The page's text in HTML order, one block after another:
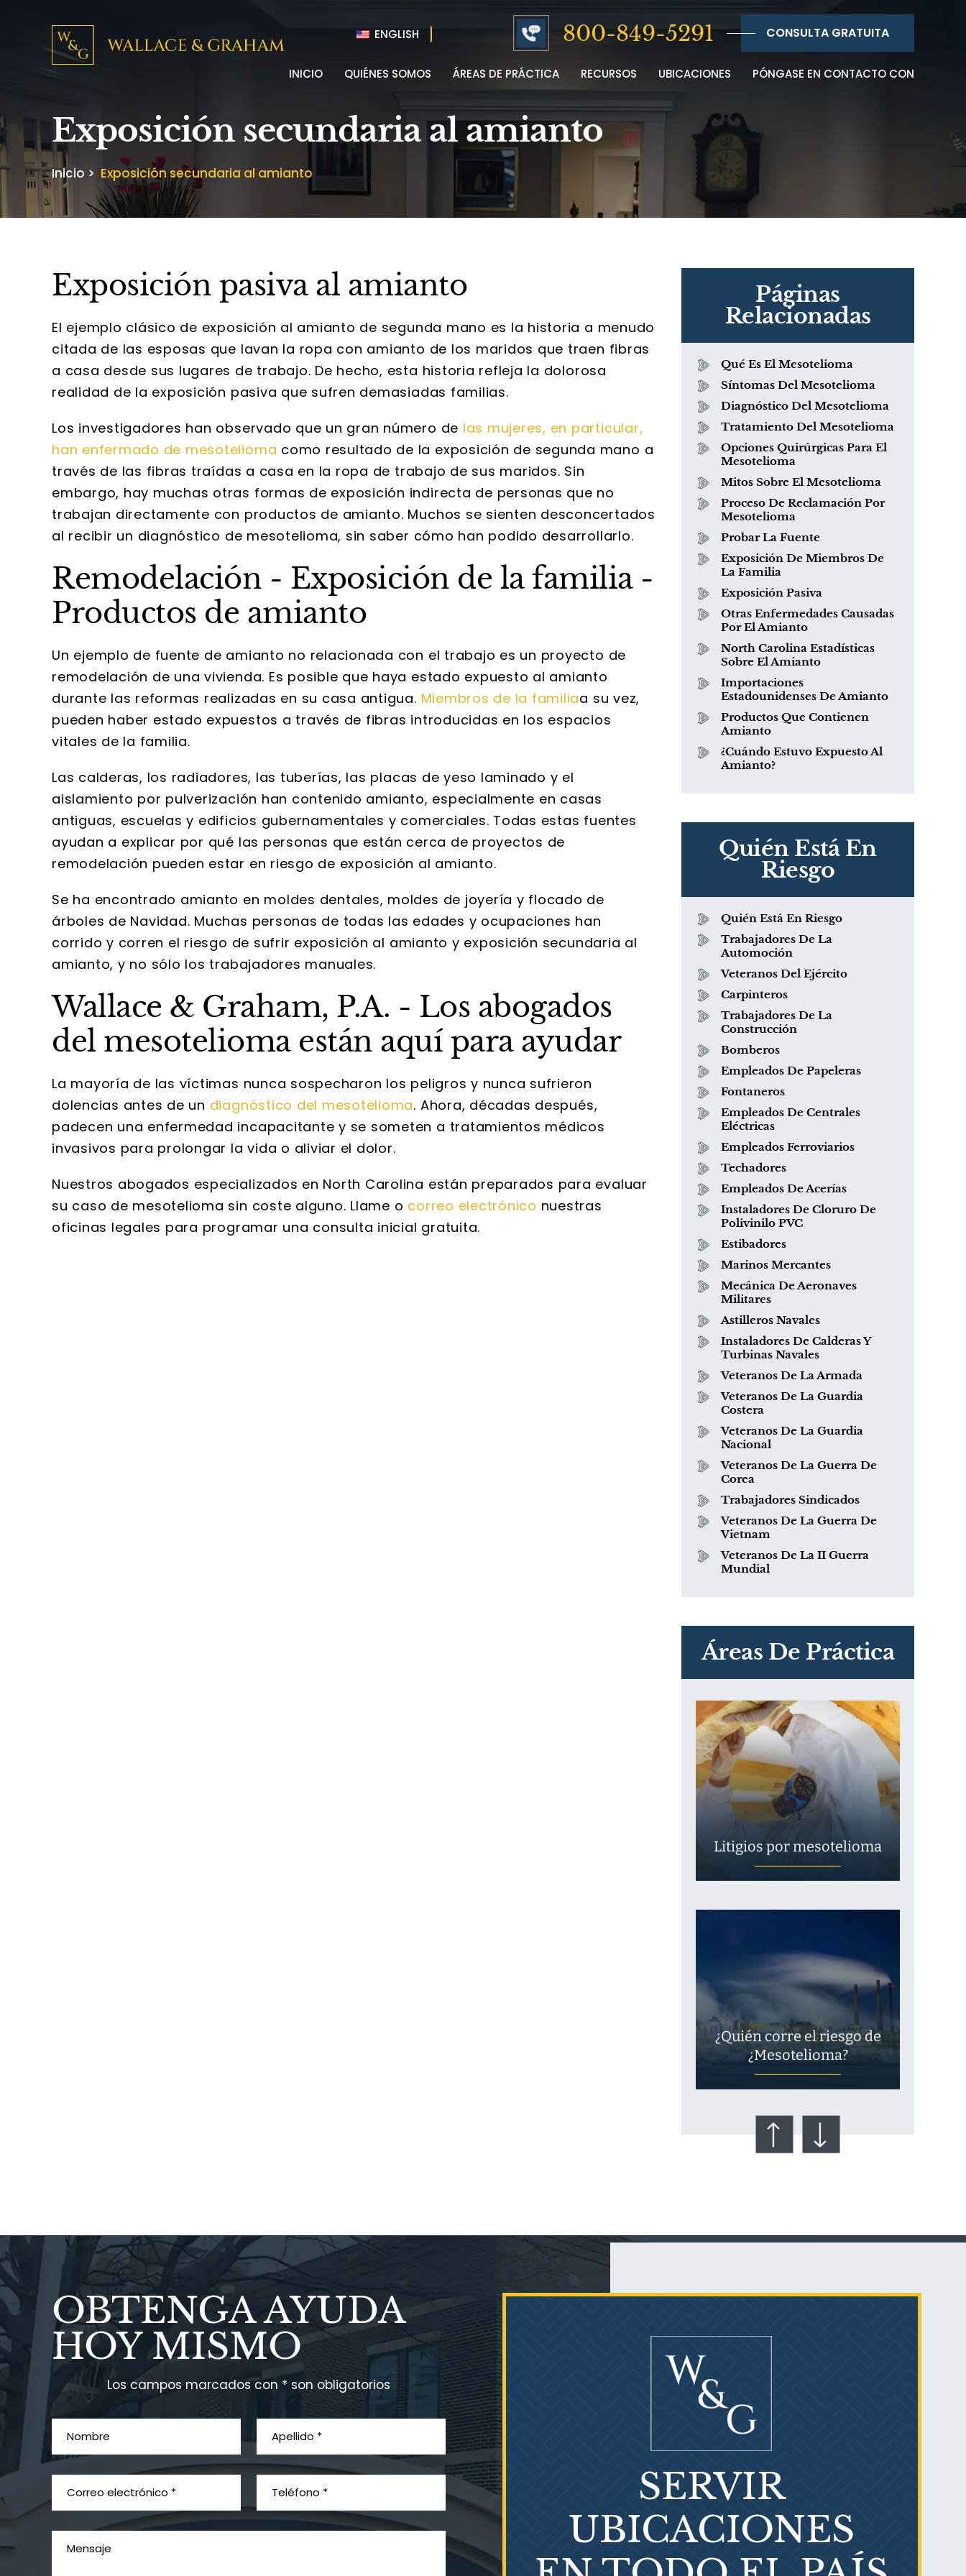
ENGLISH 800-849-5291 CONSULTA GRATUITA
INICIO QUIÉNES SOMOS ÁREAS DE PRÁCTICA RECURSOS UBICACIONES PÓNGASE EN CONTACTO CON
Exposición secundaria al amianto
Inicio > Exposición secundaria al amianto
Exposición pasiva al amianto
El ejemplo clásico de exposición al amianto de segunda mano es la historia a menudo
citada de las esposas que lavan la ropa con amianto de los maridos que traen fibras
a casa desde sus lugares de trabajo. De hecho, esta historia refleja la dolorosa
realidad de la exposición pasiva que sufren demasiadas familias.
Los investigadores han observado que un gran número de las mujeres, en particular,
han enfermado de mesotelioma como resultado de la exposición de segunda mano a
través de las fibras traídas a casa en la ropa de trabajo de sus maridos. Sin
embargo, hay muchas otras formas de exposición indirecta de personas que no
trabajan directamente con productos de amianto. Muchos se sienten desconcertados
al recibir un diagnóstico de mesotelioma, sin saber cómo han podido desarrollarlo.
Remodelación - Exposición de la familia -
Productos de amianto
Un ejemplo de fuente de amianto no relacionada con el trabajo es un proyecto de
remodelación de una vivienda. Es posible que haya estado expuesto al amianto
durante las reformas realizadas en su casa antigua. Miembros de la familiaa su vez,
pueden haber estado expuestos a través de fibras introducidas en los espacios
vitales de la familia.
Las calderas, los radiadores, las tuberías, las placas de yeso laminado y el
aislamiento por pulverización han contenido amianto, especialmente en casas
antiguas, escuelas y edificios gubernamentales y comerciales. Todas estas fuentes
ayudan a explicar por qué las personas que están cerca de proyectos de
remodelación pueden estar en riesgo de exposición al amianto.
Se ha encontrado amianto en moldes dentales, moldes de joyería y flocado de
árboles de Navidad. Muchas personas de todas las edades y ocupaciones han
corrido y corren el riesgo de sufrir exposición al amianto y exposición secundaria al
amianto, y no sólo los trabajadores manuales.
Wallace & Graham, P.A. - Los abogados
del mesotelioma están aquí para ayudar
La mayoría de las víctimas nunca sospecharon los peligros y nunca sufrieron
dolencias antes de un diagnóstico del mesotelioma. Ahora, décadas después,
padecen una enfermedad incapacitante y se someten a tratamientos médicos
invasivos para prolongar la vida o aliviar el dolor.
Nuestros abogados especializados en North Carolina están preparados para evaluar
su caso de mesotelioma sin coste alguno. Llame o correo electrónico nuestras
oficinas legales para programar una consulta inicial gratuita.
Páginas
Relacionadas
Qué Es El Mesotelioma
Síntomas Del Mesotelioma
Diagnóstico Del Mesotelioma
Tratamiento Del Mesotelioma
Opciones Quirúrgicas Para El
Mesotelioma
Mitos Sobre El Mesotelioma
Proceso De Reclamación Por
Mesotelioma
Probar La Fuente
Exposición De Miembros De
La Familia
Exposición Pasiva
Otras Enfermedades Causadas
Por El Amianto
North Carolina Estadísticas
Sobre El Amianto
Importaciones
Estadounidenses De Amianto
Productos Que Contienen
Amianto
¿Cuándo Estuvo Expuesto Al
Amianto?
Quién Está En
Riesgo
Quién Está En Riesgo
Trabajadores De La
Automoción
Veteranos Del Ejército
Carpinteros
Trabajadores De La
Construcción
Bomberos
Empleados De Papeleras
Fontaneros
Empleados De Centrales
Eléctricas
Empleados Ferroviarios
Techadores
Empleados De Acerías
Instaladores De Cloruro De
Polivinilo PVC
Estibadores
Marinos Mercantes
Mecánica De Aeronaves
Militares
Astilleros Navales
Instaladores De Calderas Y
Turbinas Navales
Veteranos De La Armada
Veteranos De La Guardia
Costera
Veteranos De La Guardia
Nacional
Veteranos De La Guerra De
Corea
Trabajadores Sindicados
Veteranos De La Guerra De
Vietnam
Veteranos De La II Guerra
Mundial
Áreas De Práctica
¿Qué es el mesotelioma?
Litigios por mesotelioma
¿Quién corre el riesgo de
¿Mesotelioma?
Talco en polvo
¿Qué es el mesotelioma?
OBTENGA AYUDA
HOY MISMO
Los campos marcados con * son obligatorios
SERVIR
UBICACIONES